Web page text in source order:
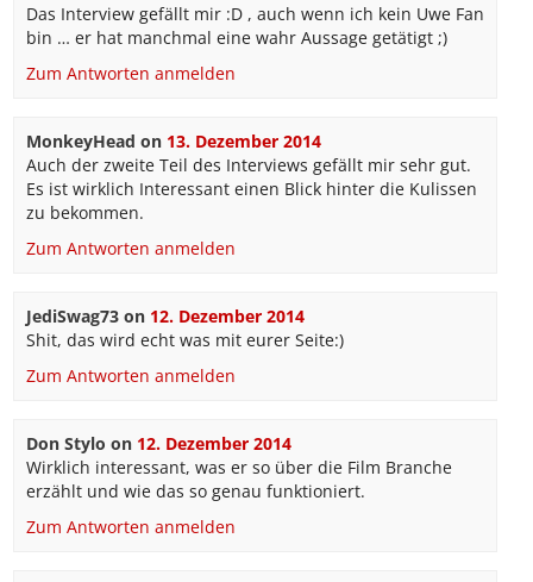
Das Interview gefällt mir :D , auch wenn ich kein Uwe Fan
bin … er hat manchmal eine wahr Aussage getätigt ;)
Zum Antworten anmelden
MonkeyHead on 13. Dezember 2014
Auch der zweite Teil des Interviews gefällt mir sehr gut.
Es ist wirklich Interessant einen Blick hinter die Kulissen
zu bekommen.
Zum Antworten anmelden
JediSwag73on 12. Dezember 2014
Shit, das wird echt was mit eurer Seite:)
Zum Antworten anmelden
Don Stylo on 12. Dezember 2014
Wirklich interessant, was er so über die Film Branche
erzählt und wie das so genau funktioniert.
Zum Antworten anmelden